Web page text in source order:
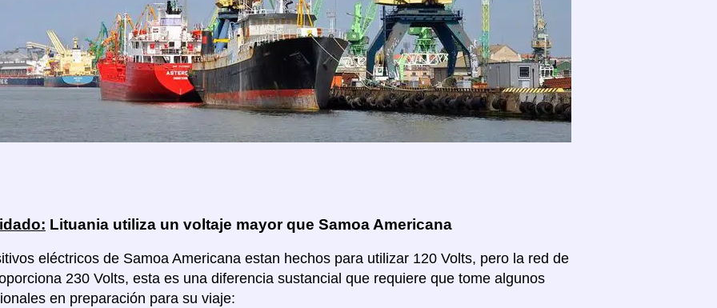
Lituania utiliza un voltaje mayor que Samoa Americana
eléctricos de Samoa Americana estan hechos para utilizar 120 Volts, pero la red de
230 Volts, esta es una diferencia sustancial que requiere que tome algunos
en preparación para su viaje: